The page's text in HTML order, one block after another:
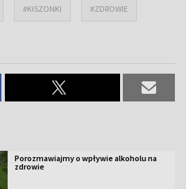
#KISZONKI #ZDROWIE
Porozmawiajmy o wpływie alkoholu na
zdrowie